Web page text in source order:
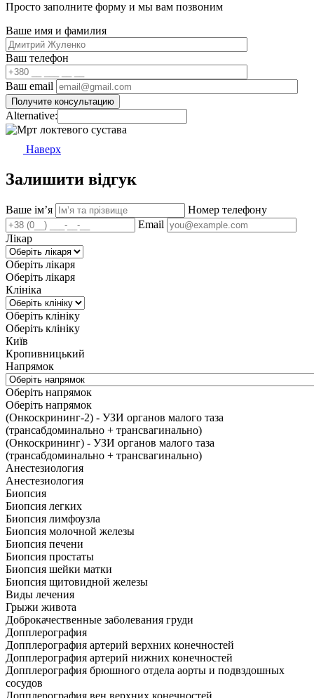
Просто заполните форму и мы вам позвоним
Ваше имя и фамилия
Ваш телефон
Ваш email
Alternative:
Наверх
Залишити відгук
Ваше імʼя
Номер телефону
Email
Лікар
Оберіть лікаря
Оберіть лікаря
Клініка
Оберіть клініку
Оберіть клініку
Київ
Кропивницький
Напрямок
Оберіть напрямок
Оберіть напрямок
(Онкоскрининг-2) - УЗИ органов малого таза
(трансабдоминально + трансвагинально)
(Онкоскрининг) - УЗИ органов малого таза
(трансабдоминально + трансвагинально)
Анестезиология
Анестезиология
Биопсия
Биопсия легких
Биопсия лимфоузла
Биопсия молочной железы
Биопсия печени
Биопсия простаты
Биопсия шейки матки
Биопсия щитовидной железы
Виды лечения
Грыжи живота
Доброкачественные заболевания груди
Допплерография
Допплерография артерий верхних конечностей
Допплерография артерий нижних конечностей
Допплерография брюшного отдела аорты и подвздошных
сосудов
Допплерография вен верхних конечностей